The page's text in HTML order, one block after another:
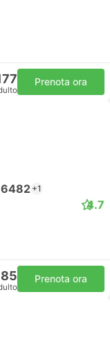
Prenota ora
+1
4.7
Prenota ora